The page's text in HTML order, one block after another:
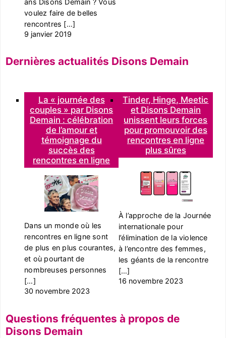
voulez faire de belles
rencontres […]
9 janvier 2019
Dernières actualités Disons Demain
La « journée des
couples » par Disons
Demain : célébration
de l’amour et
témoignage du
succès des
rencontres en ligne
Dans un monde où les
rencontres en ligne sont
de plus en plus courantes,
et où pourtant de
nombreuses personnes
[…]
30 novembre 2023
Tinder, Hinge, Meetic
et Disons Demain
unissent leurs forces
pour promouvoir des
rencontres en ligne
plus sûres
À l’approche de la Journée
internationale pour
l’élimination de la violence
à l’encontre des femmes,
les géants de la rencontre
[…]
16 novembre 2023
Questions fréquentes à propos de
Disons Demain